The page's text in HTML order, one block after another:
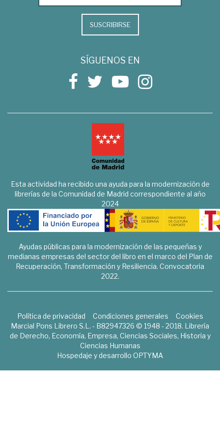
SUSCRIBIRSE
SÍGUENOS EN
Esta actividad ha recibido una ayuda para la modernización de
librerías de la Comunidad de Madrid correspondiente al año
2024
Ayudas públicas para la modernización de las pequeñas y
medianas empresas del sector del libro en el marco del Plan de
Recuperación, Transformación y Resiliencia. Convocatoria
2022.
Política de privacidad Condiciones generales
Cookies
Marcial Pons Librero S.L. - B82947326 © 1948 - 2018. Librería
de Derecho, Economía, Empresa, Ciencias Sociales, Historia y
Ciencias Humanas
Hospedaje y desarrollo OPTYMA